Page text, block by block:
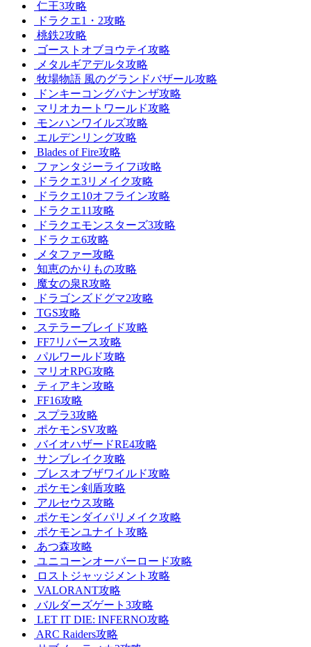
仁王3攻略
ドラクエ1・2攻略
桃鉄2攻略
ゴーストオブヨウテイ攻略
メタルギアデルタ攻略
牧場物語 風のグランドバザール攻略
ドンキーコングバナンザ攻略
マリオカートワールド攻略
モンハンワイルズ攻略
エルデンリング攻略
Blades of Fire攻略
ファンタジーライフi攻略
ドラクエ3リメイク攻略
ドラクエ10オフライン攻略
ドラクエ11攻略
ドラクエモンスターズ3攻略
ドラクエ6攻略
メタファー攻略
知恵のかりもの攻略
魔女の泉R攻略
ドラゴンズドグマ2攻略
TGS攻略
ステラーブレイド攻略
FF7リバース攻略
パルワールド攻略
マリオRPG攻略
ティアキン攻略
FF16攻略
スプラ3攻略
ポケモンSV攻略
バイオハザードRE4攻略
サンブレイク攻略
ブレスオブザワイルド攻略
ポケモン剣盾攻略
アルセウス攻略
ポケモンダイパリメイク攻略
ポケモンユナイト攻略
あつ森攻略
ユニコーンオーバーロード攻略
ロストジャッジメント攻略
VALORANT攻略
バルダーズゲート3攻略
LET IT DIE: INFERNO攻略
ARC Raiders攻略